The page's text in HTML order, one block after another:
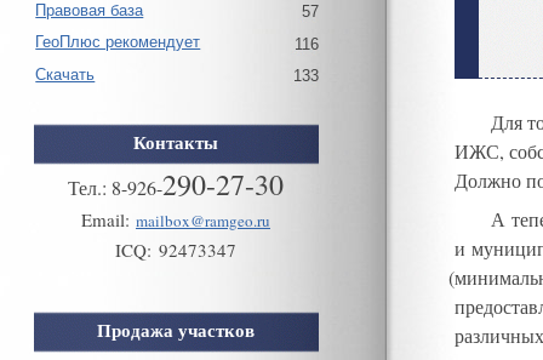
Правовая база
57
ГеоПлюс рекомендует
116
Скачать
133
Контакты
Тел.: 8-926-290-27-30
Email: mailbox@ramgeo.ru
ICQ: 92473347
Продажа участков
Для
ИЖС,
Должно
А
и
(